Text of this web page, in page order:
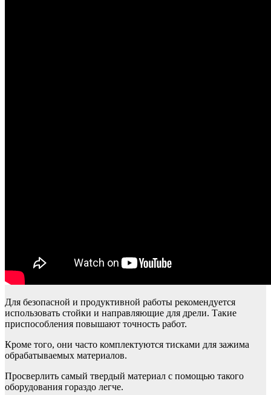
Для безопасной и продуктивной работы рекомендуется
использовать стойки и направляющие для дрели. Такие
приспособления повышают точность работ.
Кроме того, они часто комплектуются тисками для зажима
обрабатываемых материалов.
Просверлить самый твердый материал с помощью такого
оборудования гораздо легче.